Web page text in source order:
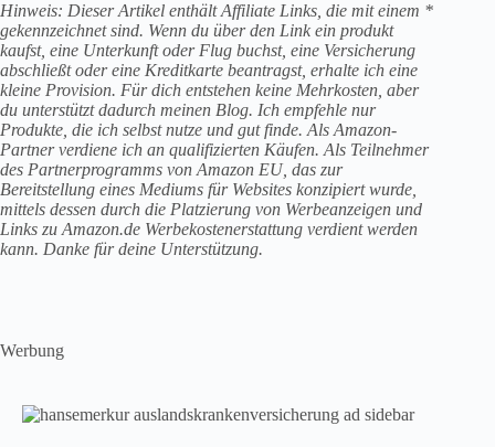
Hinweis: Dieser Artikel enthält Affiliate Links, die mit einem *
gekennzeichnet sind. Wenn du über den Link ein produkt
kaufst, eine Unterkunft oder Flug buchst, eine Versicherung
abschließt oder eine Kreditkarte beantragst, erhalte ich eine
kleine Provision. Für dich entstehen keine Mehrkosten, aber
du unterstützt dadurch meinen Blog. Ich empfehle nur
Produkte, die ich selbst nutze und gut finde. Als Amazon-
Partner verdiene ich an qualifizierten Käufen. Als Teilnehmer
des Partnerprogramms von Amazon EU, das zur
Bereitstellung eines Mediums für Websites konzipiert wurde,
mittels dessen durch die Platzierung von Werbeanzeigen und
Links zu Amazon.de Werbekostenerstattung verdient werden
kann. Danke für deine Unterstützung.
Werbung